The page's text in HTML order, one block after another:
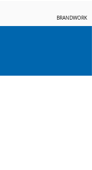
BRANDWORK